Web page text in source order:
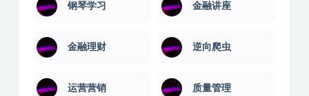
钢琴学习 金融讲座
金融理财 逆向爬虫
运营营销 质量管理